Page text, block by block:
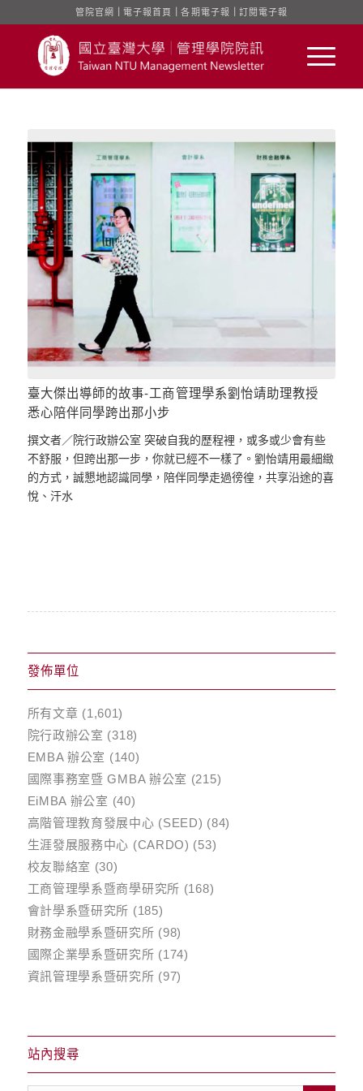
管院官網 電子報首頁 ｜各期電子報 訂閱電子報
臺大傑出導師的故事-工商管理學系劉怡靖助理教授
悉心陪伴同學跨出那小步
撰文者／院行政辦公室 突破自我的歷程裡，或多或少會有些
不舒服，但跨出那一步，你就已經不一樣了。劉怡靖用最細緻
的方式，誠懇地認識同學，陪伴同學走過徬徨，共享沿途的喜
悅、汗水
發佈單位
所有文章 (1,601)
院行政辦公室 (318)
EMBA 辦公室 (140)
國際事務室暨 GMBA 辦公室 (215)
EiMBA 辦公室 (40)
高階管理教育發展中心 (SEED) (84)
生涯發展服務中心 (CARDO) (53)
校友聯絡室 (30)
工商管理學系暨商學研究所 (168)
會計學系暨研究所 (185)
財務金融學系暨研究所 (98)
國際企業學系暨研究所 (174)
資訊管理學系暨研究所 (97)
站內搜尋